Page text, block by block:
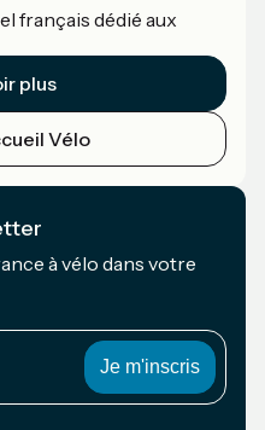
français dédié aux
plus
Vélo
à vélo dans votre